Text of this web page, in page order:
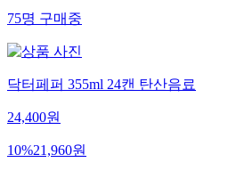
75명구매중
닥터페퍼 355ml 24캔 탄산음료
24,400원
10%21,960원